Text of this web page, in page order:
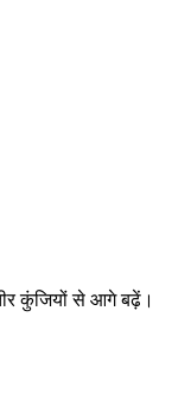
कुंजियों से आगे बढ़ें।